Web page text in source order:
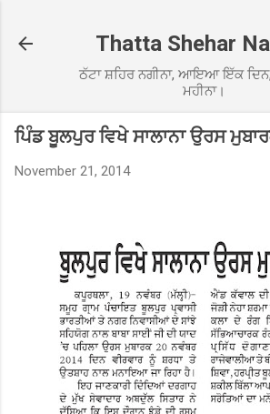
Thatta Shehar
ਠੱਟਾ ਸ਼ਹਿਰ ਨਗੀਨਾ, ਆਇਆ ਇੱਕ
ਮਹੀਨਾ।
ਪਿੰਡ ਬੂਲਪੁਰ ਵਿਖੇ ਸਾਲਾਨਾ ਉਰਸ
November 21, 2014